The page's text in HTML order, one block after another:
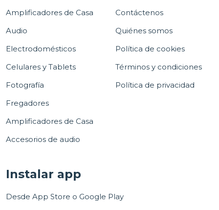
Amplificadores de Casa
Audio
Electrodomésticos
Celulares y Tablets
Fotografía
Fregadores
Amplificadores de Casa
Accesorios de audio
Contáctenos
Quiénes somos
Política de cookies
Términos y condiciones
Política de privacidad
Instalar app
Desde App Store o Google Play